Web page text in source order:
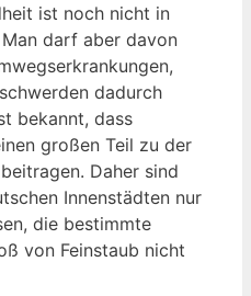
ist noch nicht in
darf aber davon
dadurch
bekannt, dass
großen Teil zu der
Daher sind
Innenstädten nur
die bestimmte
von Feinstaub nicht